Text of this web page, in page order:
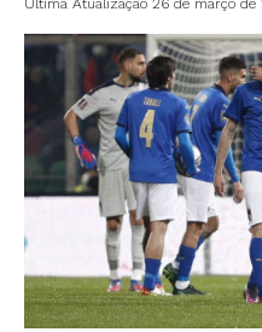
Última Atualização 26 de março de